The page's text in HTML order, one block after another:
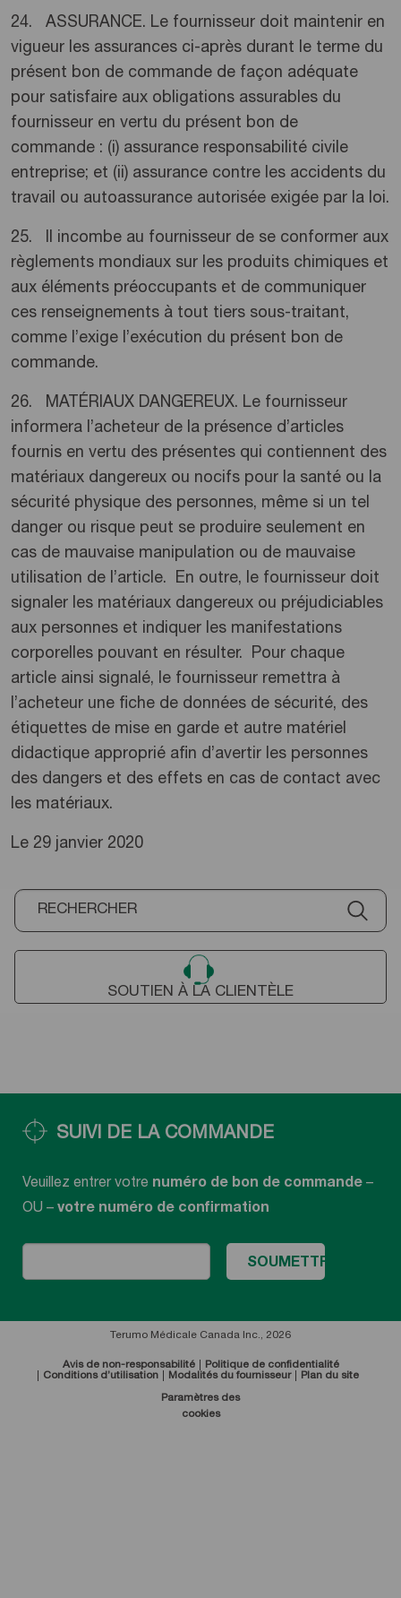
24. ASSURANCE. Le fournisseur doit maintenir en
vigueur les assurances ci-après durant le terme du
présent bon de commande de façon adéquate
pour satisfaire aux obligations assurables du
fournisseur en vertu du présent bon de
commande : (i) assurance responsabilité civile
entreprise; et (ii) assurance contre les accidents du
travail ou autoassurance autorisée exigée par la loi.
25. Il incombe au fournisseur de se conformer aux
règlements mondiaux sur les produits chimiques et
aux éléments préoccupants et de communiquer
ces renseignements à tout tiers sous-traitant,
comme l’exige l’exécution du présent bon de
commande.
26. MATÉRIAUX DANGEREUX. Le fournisseur
informera l’acheteur de la présence d’articles
fournis en vertu des présentes qui contiennent des
matériaux dangereux ou nocifs pour la santé ou la
sécurité physique des personnes, même si un tel
danger ou risque peut se produire seulement en
cas de mauvaise manipulation ou de mauvaise
utilisation de l’article. En outre, le fournisseur doit
signaler les matériaux dangereux ou préjudiciables
aux personnes et indiquer les manifestations
corporelles pouvant en résulter. Pour chaque
article ainsi signalé, le fournisseur remettra à
l’acheteur une fiche de données de sécurité, des
étiquettes de mise en garde et autre matériel
didactique approprié afin d’avertir les personnes
des dangers et des effets en cas de contact avec
les matériaux.
Le 29 janvier 2020
SOUTIEN À LA CLIENTÈLE
SUIVI DE LA COMMANDE
Veuillez entrer votre numéro de bon de commande –
OU – votre numéro de confirmation
Terumo Médicale Canada Inc., 2026
Avis de non-responsabilité
Politique de confidentialité
Conditions d’utilisation
Modalités du fournisseur Plan du site
Paramètres des
cookies